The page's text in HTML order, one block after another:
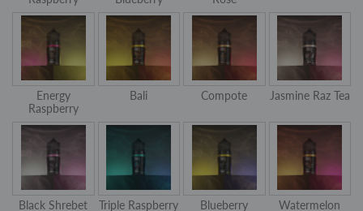
Energy
Raspberry
Bali Compote Jasmine Raz Tea
Black Shrebet Triple Raspberry
Blueberry
Watermelon